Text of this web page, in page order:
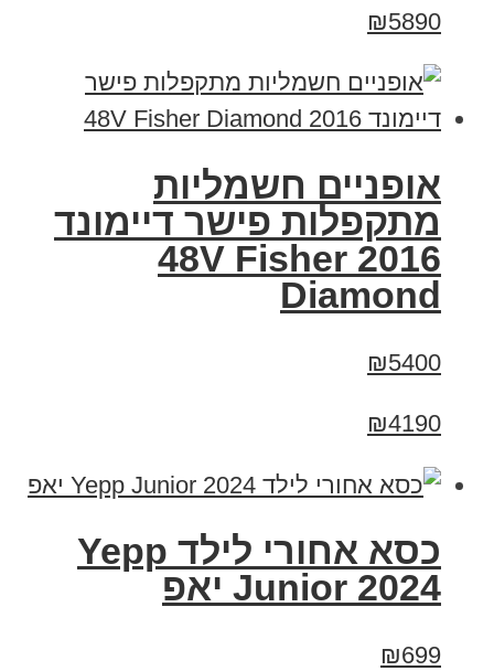
₪5890
אופניים חשמליות
מתקפלות פישר דיימונד
2016 48V Fisher
Diamond
₪5400
₪4190
כסא אחורי לילד Yepp
Junior 2024 יאפ
₪699